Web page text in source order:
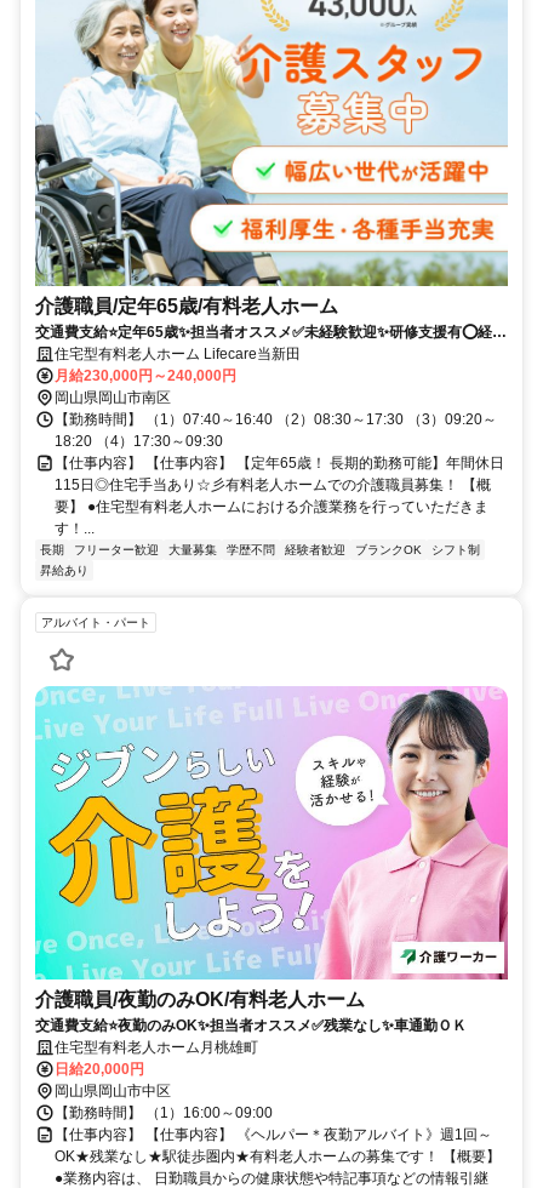
介護職員/定年65歳/有料老人ホーム
交通費支給⭐️定年65歳✨担当者オススメ✅️未経験歓迎✨研修支援有⭕️経験
者優遇✨車通勤ＯＫ❗️週休2日
住宅型有料老人ホーム Lifecare当新田
月給230,000円～240,000円
岡山県岡山市南区
【勤務時間】 （1）07:40～16:40 （2）08:30～17:30 （3）09:20～
18:20 （4）17:30～09:30
【仕事内容】 【仕事内容】 【定年65歳！ 長期的勤務可能】年間休日
115日◎住宅手当あり☆彡有料老人ホームでの介護職員募集！ 【概
要】 ●住宅型有料老人ホームにおける介護業務を行っていただきま
す！...
長期 フリーター歓迎 大量募集 学歴不問 経験者歓迎 ブランクOK
シフト制
昇給あり
アルバイト・パート
介護職員/夜勤のみOK/有料老人ホーム
交通費支給⭐️夜勤のみOK✨担当者オススメ✅️残業なし✨車通勤ＯＫ
住宅型有料老人ホーム月桃雄町
日給20,000円
岡山県岡山市中区
【勤務時間】 （1）16:00～09:00
【仕事内容】 【仕事内容】 《ヘルパー＊夜勤アルバイト》週1回～
OK★残業なし★駅徒歩圏内★有料老人ホームの募集です！ 【概要】
●業務内容は、 日勤職員からの健康状態や特記事項などの情報引継